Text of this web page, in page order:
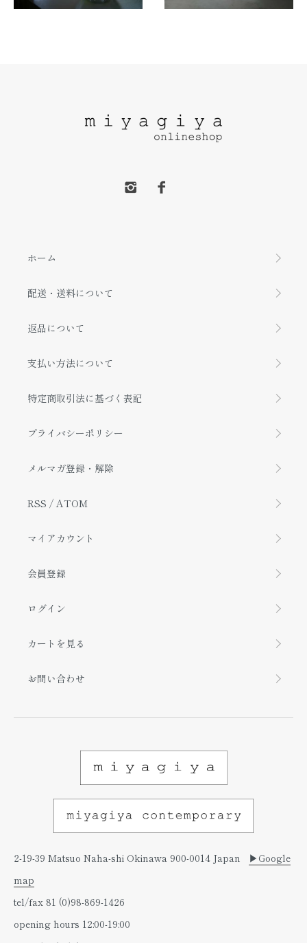
ホーム
配送・送料について
返品について
支払い方法について
特定商取引法に基づく表記
プライバシーポリシー
メルマガ登録・解除
RSS / ATOM
マイアカウント
会員登録
ログイン
カートを見る
お問い合わせ
2-19-39 Matsuo Naha-shi Okinawa 900-0014 Japan ▶︎Google
map
tel/fax 81 (0)98-869-1426
opening hours 12:00-19:00